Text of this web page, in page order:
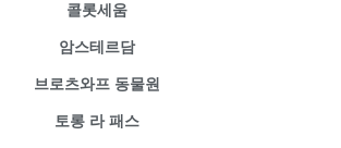
콜롯세움
암스테르담
브로츠와프 동물원
토롱 라 패스